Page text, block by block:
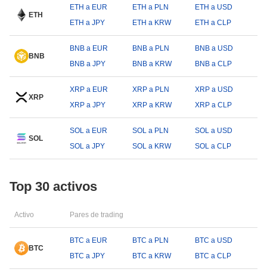
ETH
ETH a EUR ETH a PLN
ETH a USD
ETH a JPY
ETH a KRW ETH a CLP
BNB
BNB a EUR BNB a PLN
BNB a USD
BNB a JPY
BNB a KRW BNB a CLP
XRP
XRP a EUR XRP a PLN
XRP a USD
XRP a JPY
XRP a KRW XRP a CLP
SOL
SOL a EUR SOL a PLN
SOL a USD
SOL a JPY
SOL a KRW SOL a CLP
Top 30 activos
Activo Pares de trading
BTC
BTC a EUR BTC a PLN
BTC a USD
BTC a JPY
BTC a KRW BTC a CLP